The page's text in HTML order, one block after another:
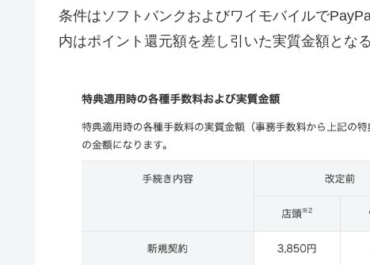
条件はソフトバンクおよびワイモバイルで
内はポイント還元額を差し引いた実質金額となる